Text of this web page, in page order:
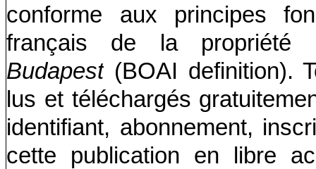
conforme aux principes
français de la propriété
Budapest (BOAI definition).
lus et téléchargés
identifiant, abonnement,
cette publication en libre